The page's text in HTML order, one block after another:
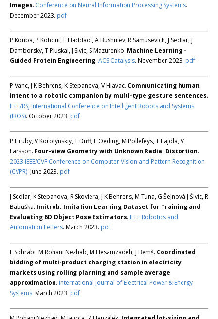
Images. Conference on Neural Information Processing Systems.
December 2023. pdf
P Kouba, P Kohout, F Haddadi, A Bushuiev, R Samusevich, J Sedlar, J
Damborsky, T Pluskal, J Sivic, S Mazurenko. Machine Learning -
Guided Protein Engineering. ACS Catalysis. November 2023. pdf
P Vanc, J K Behrens, K Stepanova, V Hlavac. Communicating human
intent to a robotic companion by multi-type gesture sentences.
IEEE/RSJ International Conference on Intelligent Robots and Systems
(IROS). October 2023. pdf
P Hruby, V Korotynskiy, T Duff, L Oeding, M Pollefeys, T Pajdla, V
Larsson. Four-view Geometry with Unknown Radial Distortion.
2023 IEEE/CVF Conference on Computer Vision and Pattern Recognition
(CVPR). June 2023. pdf
J Sedlar, K Stepanova, R Skoviera, J K Behrens, M Tuna, G Šejnová J Šivic, R
Babuška. Imitrob: Imitation Learning Dataset for Training and
Evaluating 6D Object Pose Estimators. IEEE Robotics and
Automation Letters. March 2023. pdf
F Sohrabi, M Rohani Nezhab, M Hesamzadeh, J Bemš. Coordinated
bidding of multi-product charging station in electricity
markets using rolling planning and sample average
approximation. International Journal of Electrical Power & Energy
Systems. March 2023. pdf